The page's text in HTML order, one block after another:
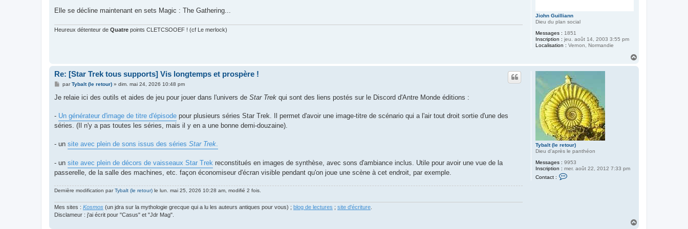
Jiohn Guilliann
Dieu du plan social
Messages : 1851
Inscription : jeu. août 14, 2003 3:55 pm
Localisation : Vernon, Normandie
Elle se décline maintenant en sets Magic : The Gathering...
Heureux détenteur de Quatre points CLETCSOOEF ! (cf Le merlock)
Tybalt (le retour)
Dieu d'après le panthéon
Messages : 9953
Inscription : mer. août 22, 2012 7:33 pm
Contact :
Re: [Star Trek tous supports] Vis longtemps et prospère !
M
s
g
e
parTybalt (le retour)» dim. mai 24, 2026 10:48 pm
Je relaie ici des outils et aides de jeu pour jouer dans l'univers de Star Trek qui sont des liens postés sur le Discord d'Antre Monde éditions :
- Un générateur d'image de titre d'épisode pour plusieurs séries Star Trek. Il permet d'avoir une image-titre de scénario qui a l'air tout droit sortie d'une des
séries. (Il n'y a pas toutes les séries, mais il y en a une bonne demi-douzaine).
- un site avec plein de sons issus des séries Star Trek
- un site avec plein de décors de vaisseaux Star Trek reconstitués en images de synthèse, avec sons d'ambiance inclus. Utile pour avoir une vue de la
passerelle, de la salle des machines, etc. façon économiseur d'écran visible pendant qu'on joue une scène à cet endroit, par exemple.
Dernière modification parTybalt (le retour) le lun. mai 25, 2026 10:28 am, modifié 2 fois.
Mes sites : Kosmos (un jdra sur la mythologie grecque qui a lu les auteurs antiques pour vous) ; blog de lectures ; site d'écriture.
Disclameur : j'ai écrit pour "Casus" et "Jdr Mag".